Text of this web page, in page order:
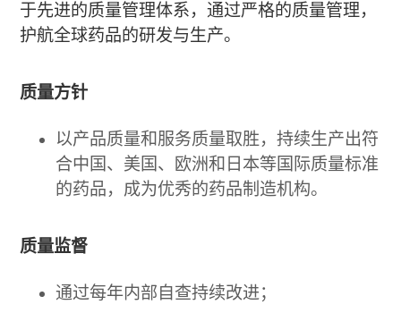
于先进的质量管理体系，通过严格的质量管理，
护航全球药品的研发与生产。
质量方针
以产品质量和服务质量取胜，持续生产出符
合中国、美国、欧洲和日本等国际质量标准
的药品，成为优秀的药品制造机构。
质量监督
通过每年内部自查持续改进；